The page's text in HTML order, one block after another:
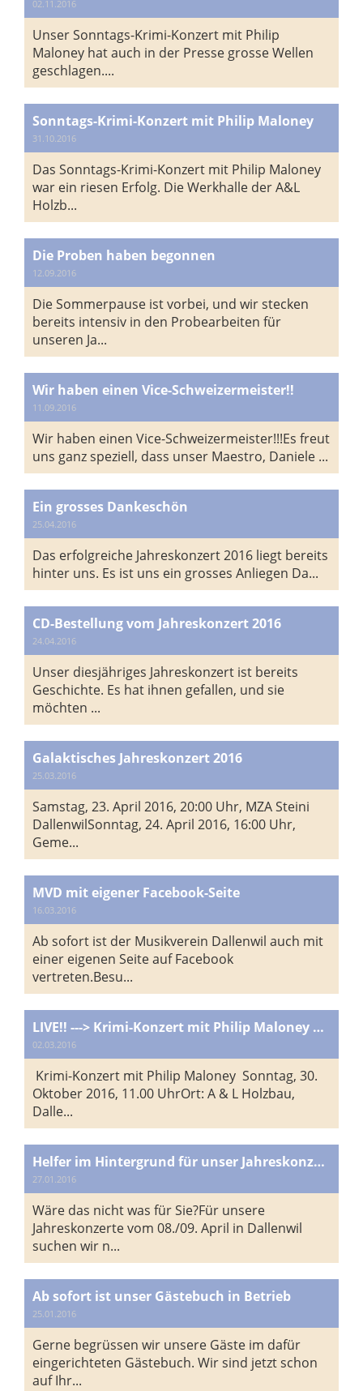
02.11.2016
Unser Sonntags-Krimi-Konzert mit Philip
Maloney hat auch in der Presse grosse Wellen
geschlagen....
Sonntags-Krimi-Konzert mit Philip Maloney
31.10.2016
Das Sonntags-Krimi-Konzert mit Philip Maloney
war ein riesen Erfolg. Die Werkhalle der A&L
Holzb...
Die Proben haben begonnen
12.09.2016
Die Sommerpause ist vorbei, und wir stecken
bereits intensiv in den Probearbeiten für
unseren Ja...
Wir haben einen Vice-Schweizermeister!!
11.09.2016
Wir haben einen Vice-Schweizermeister!!!Es freut
uns ganz speziell, dass unser Maestro, Daniele ...
Ein grosses Dankeschön
25.04.2016
Das erfolgreiche Jahreskonzert 2016 liegt bereits
hinter uns. Es ist uns ein grosses Anliegen Da...
CD-Bestellung vom Jahreskonzert 2016
24.04.2016
Unser diesjähriges Jahreskonzert ist bereits
Geschichte. Es hat ihnen gefallen, und sie
möchten ...
Galaktisches Jahreskonzert 2016
25.03.2016
Samstag, 23. April 2016, 20:00 Uhr, MZA Steini
DallenwilSonntag, 24. April 2016, 16:00 Uhr,
Geme...
MVD mit eigener Facebook-Seite
16.03.2016
Ab sofort ist der Musikverein Dallenwil auch mit
einer eigenen Seite auf Facebook
vertreten.Besu...
LIVE!! ---> Krimi-Konzert mit Philip Maloney <--- LIVE!!
02.03.2016
Krimi-Konzert mit Philip Maloney Sonntag, 30.
Oktober 2016, 11.00 UhrOrt: A & L Holzbau,
Dalle...
Helfer im Hintergrund für unser Jahreskonzert gesucht
27.01.2016
Wäre das nicht was für Sie?Für unsere
Jahreskonzerte vom 08./09. April in Dallenwil
suchen wir n...
Ab sofort ist unser Gästebuch in Betrieb
25.01.2016
Gerne begrüssen wir unsere Gäste im dafür
eingerichteten Gästebuch. Wir sind jetzt schon
auf Ihr...